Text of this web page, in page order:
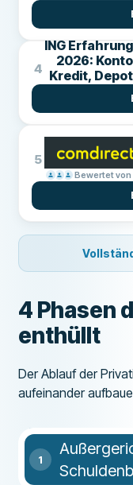
4
ING
2026:
Kredit,
5
Bewertet
4 Phasen
enthüllt
Der Ablauf der
aufeinander